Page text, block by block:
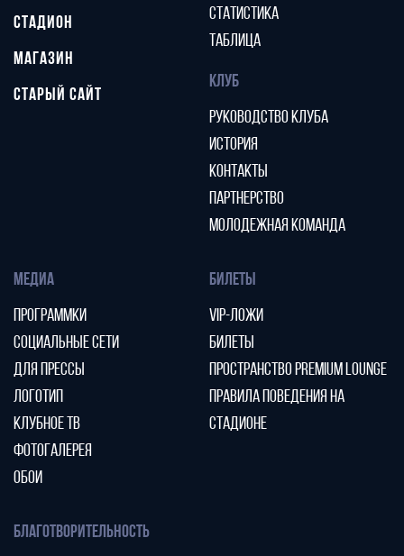
СТАДИОН
МАГАЗИН
СТАРЫЙ САЙТ
СТАТИСТИКА
ТАБЛИЦА
КЛУБ
РУКОВОДСТВО КЛУБА
ИСТОРИЯ
КОНТАКТЫ
ПАРТНЕРСТВО
МОЛОДЕЖНАЯ КОМАНДА
МЕДИА
ПРОГРАММКИ
СОЦИАЛЬНЫЕ СЕТИ
ДЛЯ ПРЕССЫ
ЛОГОТИП
КЛУБНОЕ ТВ
ФОТОГАЛЕРЕЯ
ОБОИ
БИЛЕТЫ
VIP-ЛОЖИ
БИЛЕТЫ
ПРОСТРАНСТВО PREMIUM LOUNGE
ПРАВИЛА ПОВЕДЕНИЯ НА
СТАДИОНЕ
БЛАГОТВОРИТЕЛЬНОСТЬ